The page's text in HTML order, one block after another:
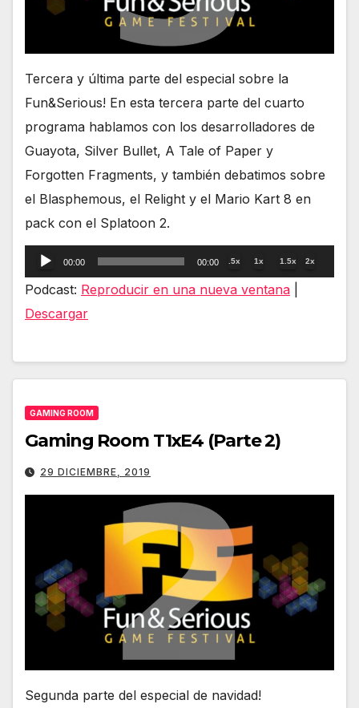
Tercera y última parte del especial sobre la
Fun&Serious! En esta tercera parte del cuarto
programa hablamos con los desarrolladores de
Guayota, Silver Bullet, A Tale of Paper y
Forgotten Fragments, y también debatimos sobre
el Blasphemous, el Relight y el Mario Kart 8 en
pack con el Splatoon 2.
Reproductor
de
00:00 00:00 .5x 1x 1.5x 2x
Podcast: Reproducir en una nueva ventana
Descargar
GAMING ROOM
Gaming Room T1xE4 (Parte 2)
29 DICIEMBRE, 2019
Segunda parte del especial de navidad!